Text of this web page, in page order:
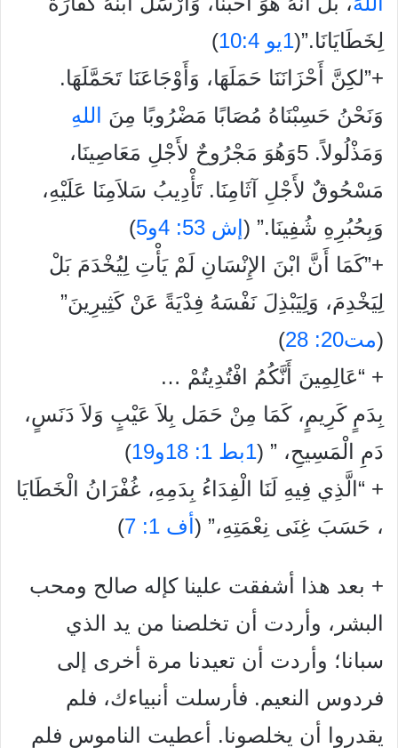
لِخَطَايَانَا.”(1يو 10:4
)
+”لكِنَّ أَحْزَانَنَا حَمَلَهَا، وَأَوْجَاعَنَا تَحَمَّلَهَا.
وَنَحْنُ حَسِبْنَاهُ مُصَابًا مَضْرُوبًا مِنَ
الله
وَمَذْلُولاً. 5وَهُوَ مَجْرُوحٌ لأَجْلِ مَعَاصِينَا،
مَسْحُوقٌ لأَجْلِ آثَامِنَا. تَأْدِيبُ سَلاَمِنَا عَلَيْهِ،
وَبِحُبُرِهِ شُفِينَا.” ( إش 53: 4و5
)
+”كَمَا أَنَّ ابْنَ الإِنْسَانِ لَمْ يَأْتِ لِيُخْدَمَ بَلْ
لِيَخْدِمَ، وَلِيَبْذِلَ نَفْسَهُ فِدْيَةً عَنْ كَثِيرِينَ”
(مت20: 28
)
+ “عَالِمِينَ أَنَّكُمُ افْتُدِيتُمْ …
بِدَمٍ كَرِيمٍ، كَمَا مِنْ حَمَل بِلاَ عَيْبٍ وَلاَ دَنَسٍ،
دَمِ
الْمَسِيحِ، ” (1بط 1: 18و19
)
+ “ الَّذِي فِيهِ لَنَا الْفِدَاءُ بِدَمِهِ، غُفْرَانُ
الْخَطَايَا
، حَسَبَ غِنَى نِعْمَتِهِ،” ( أف 1: 7 )
+ بعد هذا أشفقت علينا كإله صالح ومحب
البشر، وأردت أن تخلصنا من يد الذي
سبانا؛ وأردت أن تعيدنا مرة أخرى إلى
فردوس
النعيم. فأرسلت أنبياءك، فلم
يقدروا أن يخلصونا. أعطيت
الناموس فلم